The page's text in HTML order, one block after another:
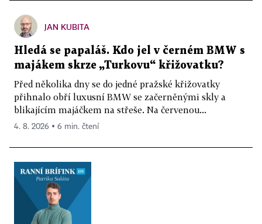
JAN KUBITA
Hledá se papaláš. Kdo jel v černém BMW s
majákem skrze „Turkovu“ křižovatku?
Před několika dny se do jedné pražské křižovatky
přihnalo obří luxusní BMW se začerněnými skly a
blikajícím majáčkem na střeše. Na červenou...
4. 8. 2026 ▪ 6 min. čtení